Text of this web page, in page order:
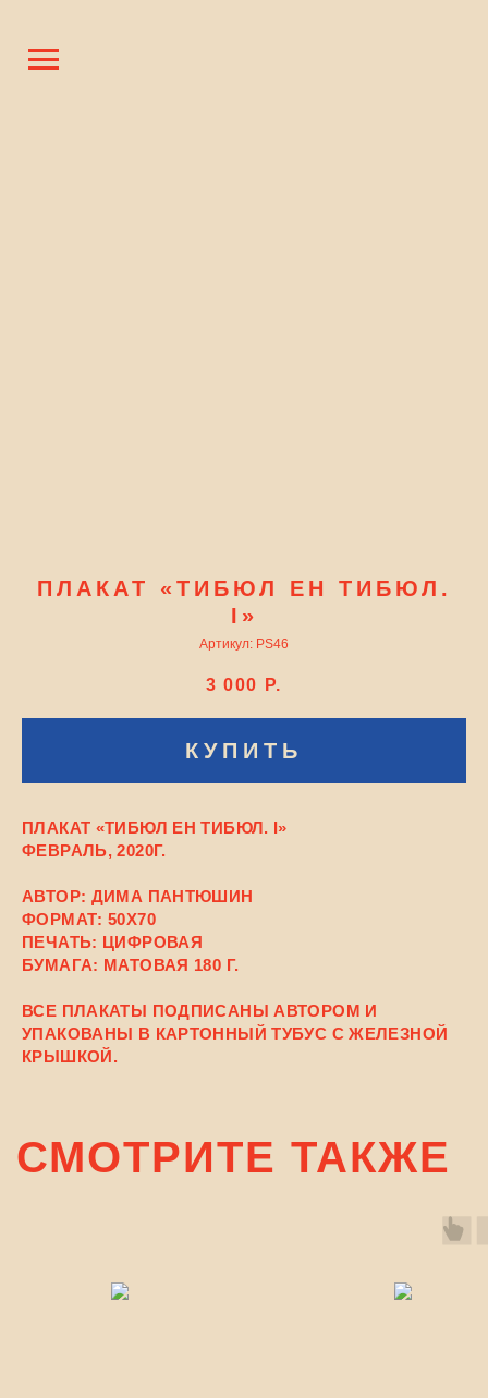
ПЛАКАТ «ТИБЮЛ ЕН ТИБЮЛ.
I»
Артикул: PS46
3 000 Р.
КУПИТЬ
ПЛАКАТ «ТИБЮЛ ЕН ТИБЮЛ. I»
ФЕВРАЛЬ, 2020Г.
АВТОР: ДИМА ПАНТЮШИН
ФОРМАТ: 50X70
ПЕЧАТЬ: ЦИФРОВАЯ
БУМАГА: МАТОВАЯ 180 Г.
ВСЕ ПЛАКАТЫ ПОДПИСАНЫ АВТОРОМ И
УПАКОВАНЫ В КАРТОННЫЙ ТУБУС С ЖЕЛЕЗНОЙ
КРЫШКОЙ.
СМОТРИТЕ ТАКЖЕ